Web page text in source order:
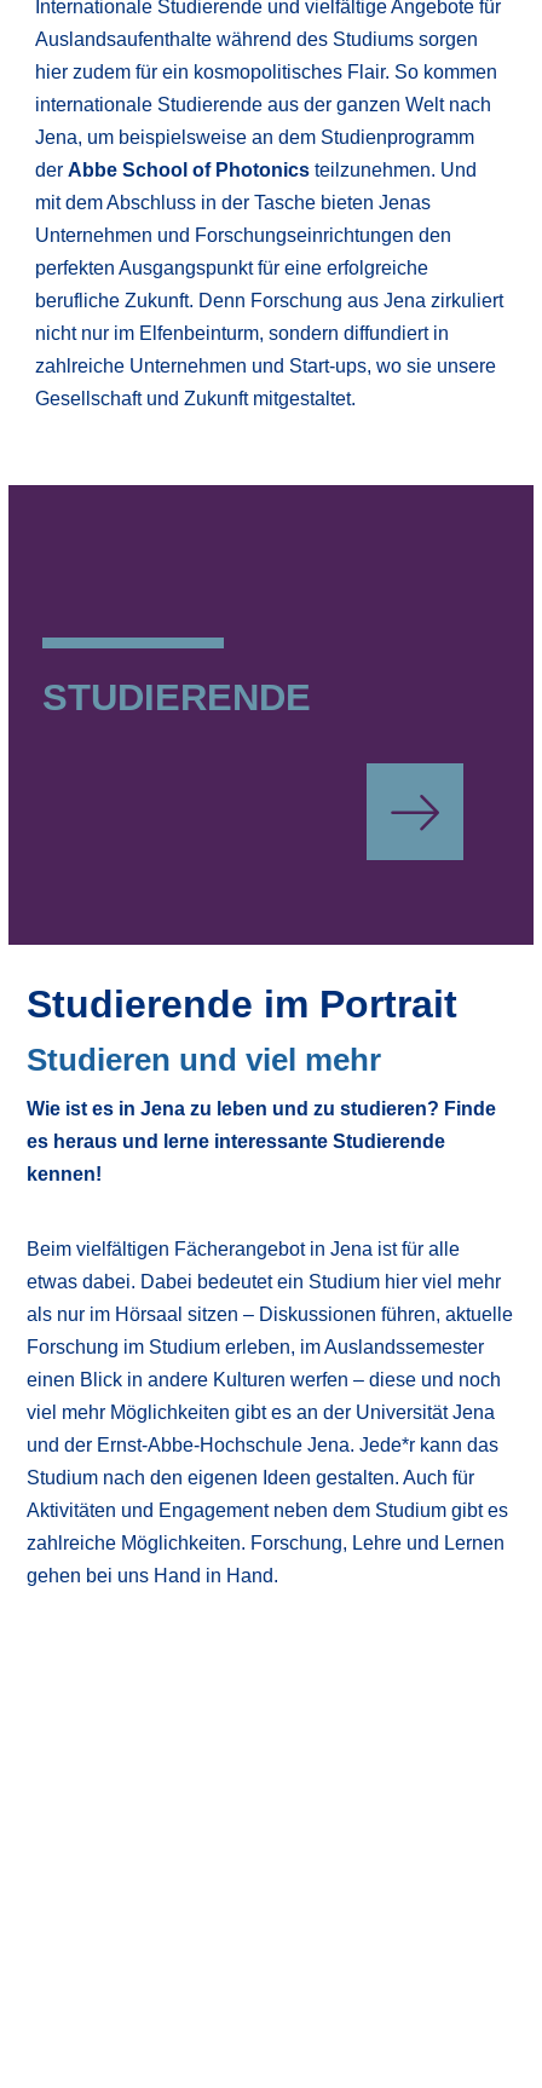
Internationale Studierende und vielfältige Angebote für
Auslandsaufenthalte während des Studiums sorgen
hier zudem für ein kosmopolitisches Flair. So kommen
internationale Studierende aus der ganzen Welt nach
Jena, um beispielsweise an dem Studienprogramm
derAbbe School of Photonics teilzunehmen. Und
mit dem Abschluss in der Tasche bieten Jenas
Unternehmen und Forschungseinrichtungen den
perfekten Ausgangspunkt für eine erfolgreiche
berufliche Zukunft. Denn Forschung aus Jena zirkuliert
nicht nur im Elfenbeinturm, sondern diffundiert in
zahlreiche Unternehmen und Start-ups, wo sie unsere
Gesellschaft und Zukunft mitgestaltet.
Studierende im Portrait
Studieren und viel mehr
Wie ist es in Jena zu leben und zu studieren? Finde
es heraus und lerne interessante Studierende
kennen!
Beim vielfältigen Fächerangebot in Jena ist für alle
etwas dabei. Dabei bedeutet ein Studium hier viel mehr
als nur im Hörsaal sitzen – Diskussionen führen, aktuelle
Forschung im Studium erleben, im Auslandssemester
einen Blick in andere Kulturen werfen – diese und noch
viel mehr Möglichkeiten gibt es an der Universität Jena
und der Ernst-Abbe-Hochschule Jena. Jede*r kann das
Studium nach den eigenen Ideen gestalten. Auch für
Aktivitäten und Engagement neben dem Studium gibt es
zahlreiche Möglichkeiten. Forschung, Lehre und Lernen
gehen bei uns Hand in Hand.
STUDIERENDE